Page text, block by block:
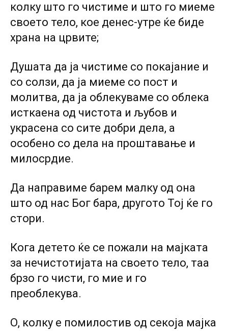
колку што го чистиме и што го миеме
своето тело, кое денес-утре ќе биде
храна на црвите;
Душата да ја чистиме co покајание и
co солзи, да ja миеме co пост и
молитва, да ја облекуваме co облека
исткаена од чистота и љубов и
украсена co сите добри дела, а
особено co дела на проштавање и
милосрдие.
Да направиме барем малку од она
што од нас Бог бара, другото Тој ќе го
стори.
Кога детето ќе се пожали на мајката
за нечистотијата на своето тело, таа
брзо го чисти, го мие и го
преоблекува.
О, колку е помилостив од секоја мајка